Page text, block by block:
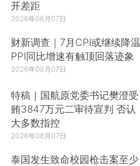
开差距
2026年08月07日
财新调查｜7月CPI或继续降温
PPI同比增速有触顶回落迹象
2026年08月07日
特稿｜国航原党委书记樊澄受
贿3847万元二审待宣判 否认
大多数指控
2026年08月07日
泰国发生致命校园枪击案至少